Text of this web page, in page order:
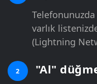
varlık
(Lightning
2 "Al"